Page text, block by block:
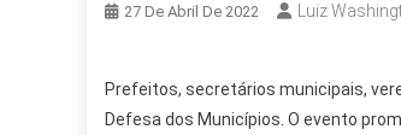
27 De Abril De 2022 Luiz
Prefeitos, secretários municipais,
Defesa dos Municípios. O evento